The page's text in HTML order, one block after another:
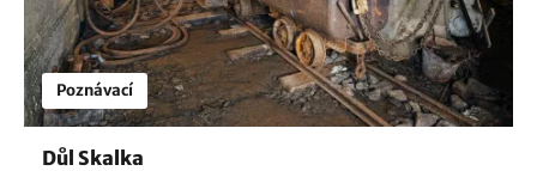
Poznávací
Důl Skalka